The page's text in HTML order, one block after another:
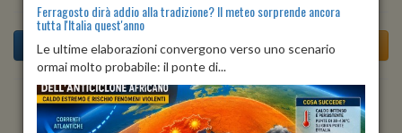
Previsioni del Tempo a Abbateggio di oggi
Ferragosto dirà addio alla tradizione? Il meteo sorprende ancora
tutta l'Italia quest'anno
Le ultime elaborazioni convergono verso uno scenario
ormai molto probabile: il ponte di...